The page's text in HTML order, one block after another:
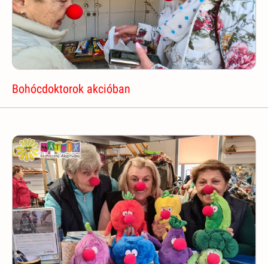
Bohócdoktorok akcióban